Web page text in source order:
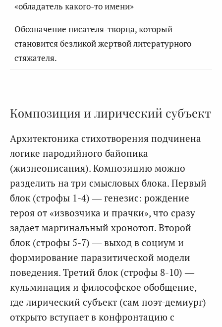
«обладатель какого-то имени»
Обозначение писателя-творца, который
становится безликой жертвой литературного
стяжателя.
Композиция и лирический субъект
Архитектоника стихотворения подчинена
логике пародийного байопика
(жизнеописания). Композицию можно
разделить на три смысловых блока. Первый
блок (строфы 1-4) — генезис: рождение
героя от «извозчика и прачки», что сразу
задает маргинальный хронотоп. Второй
блок (строфы 5-7) — выход в социум и
формирование паразитической модели
поведения. Третий блок (строфы 8-10) —
кульминация и философское обобщение,
где лирический субъект (сам поэт-демиург)
открыто вступает в конфронтацию с